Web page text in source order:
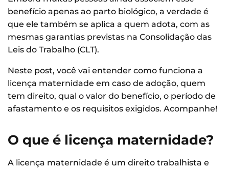
benefício apenas ao parto biológico, a verdade é
que ele também se aplica a quem adota, com as
mesmas garantias previstas na Consolidação das
Leis do Trabalho (CLT).
Neste post, você vai entender como funciona a
licença maternidade em caso de adoção, quem
tem direito, qual o valor do benefício, o período de
afastamento e os requisitos exigidos. Acompanhe!
O que é licença maternidade?
A licença maternidade é um direito trabalhista e